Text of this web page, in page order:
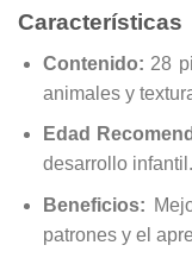
Características
Contenido: 28
animales y
Edad
desarrollo infantil.
Beneficios:
patrones y el